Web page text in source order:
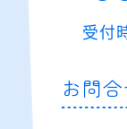
受付
お問